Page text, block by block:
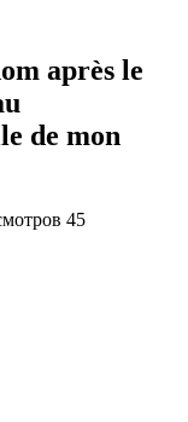
après le
de mon
45